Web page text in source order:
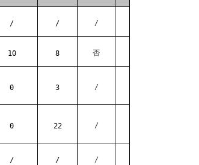
/ / /
10 8 否
0 3 /
0 22 /
/ / /